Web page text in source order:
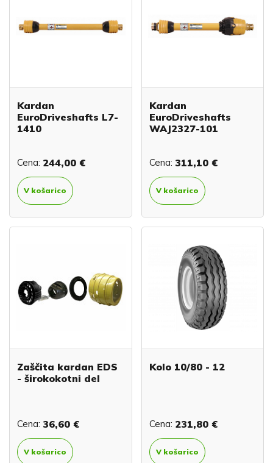
Kardan
EuroDriveshafts L7-
1410
Cena: 244,00 €
V košarico
Kardan
EuroDriveshafts
WAJ2327-101
Cena: 311,10 €
V košarico
Zaščita kardan EDS
- širokokotni del
Cena: 36,60 €
V košarico
Kolo 10/80 - 12
Cena: 231,80 €
V košarico